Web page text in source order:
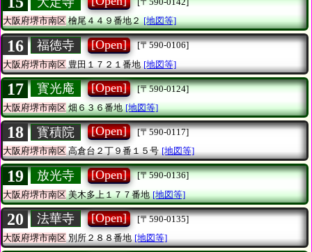
大阪府堺市南区檜尾４４９番地２ [地図等]
16 福徳寺 [Open]
[〒590-0106]
大阪府堺市南区 豊田１７２１番地 [地図等]
17 寳光庵 [Open]
[〒590-0124]
大阪府堺市南区畑６３６番地 [地図等]
18 寳積院 [Open]
[〒590-0117]
大阪府堺市南区高倉台２丁９番１５号 [地図等]
19 放光寺 [Open]
[〒590-0136]
大阪府堺市南区美木多上１７７番地 [地図等]
20 法華寺 [Open]
[〒590-0135]
大阪府堺市南区 別所２８８番地 [地図等]